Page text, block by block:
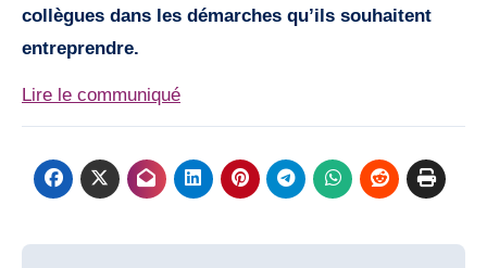
collègues dans les démarches qu’ils souhaitent
entreprendre.
Lire le communiqué